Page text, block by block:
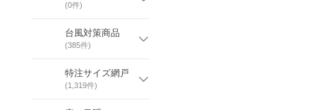
(0件)
台風対策商品
(385件)
特注サイズ網戸
(1,319件)